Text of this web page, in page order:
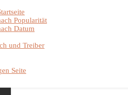
Popularität
Datum
und Treiber
Seite